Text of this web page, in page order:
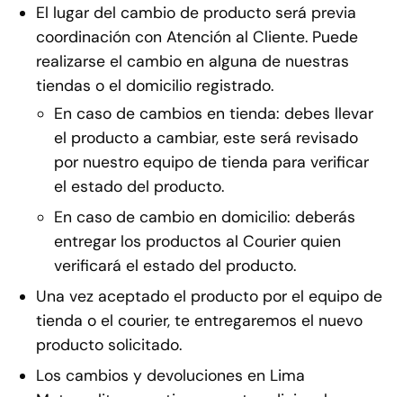
El lugar del cambio de producto será previa
coordinación con Atención al Cliente. Puede
realizarse el cambio en alguna de nuestras
tiendas o el domicilio registrado.
En caso de cambios en tienda: debes llevar
el producto a cambiar, este será revisado
por nuestro equipo de tienda para verificar
el estado del producto.
En caso de cambio en domicilio: deberás
entregar los productos al Courier quien
verificará el estado del producto.
Una vez aceptado el producto por el equipo de
tienda o el courier, te entregaremos el nuevo
producto solicitado.
Los cambios y devoluciones en Lima